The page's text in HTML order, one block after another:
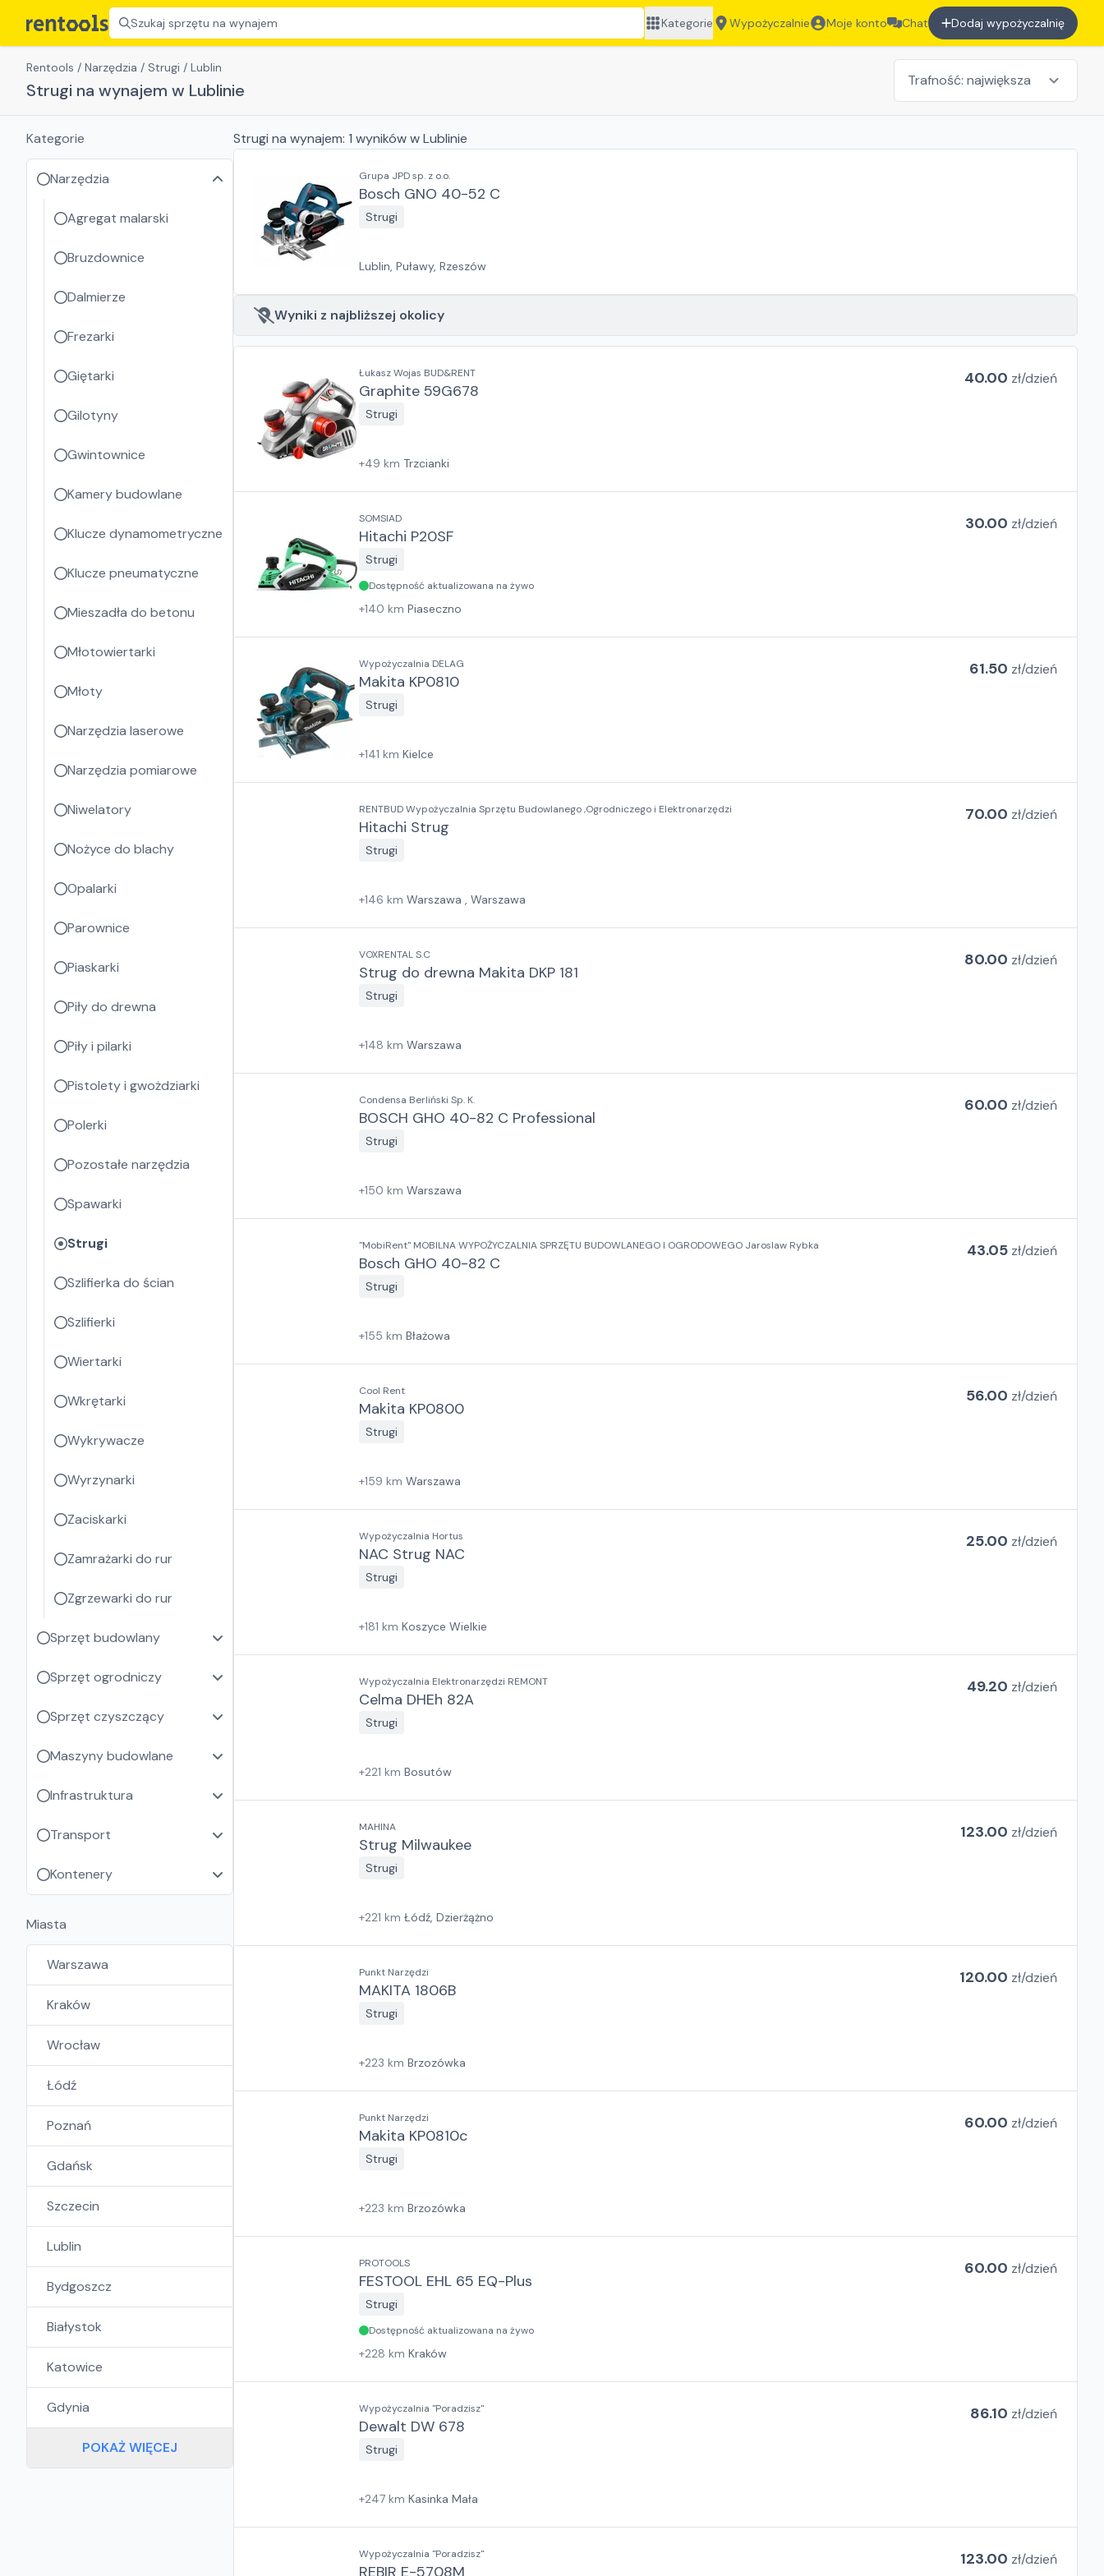
Szukaj sprzętu na wynajem Kategorie Wypożyczalnie Moje konto Chat Dodaj wypożyczalnię
Rentools / Narzędzia / Strugi / Lublin
Strugi na wynajem w Lublinie
Strugi na wynajem: 1 wynikóww Lublinie
Grupa JPD sp. z o.o.
Bosch GNO 40-52 C
Strugi
Lublin, Puławy, Rzeszów
Wyniki z najbliższej okolicy
Łukasz Wojas BUD&RENT
Graphite 59G678
Strugi
40.00 zł/dzień
+49 km Trzcianki
SOMSIAD
Hitachi P20SF
Strugi
30.00 zł/dzień
Dostępność aktualizowana na żywo
+140 km Piaseczno
Wypożyczalnia DELAG
Makita KP0810
Strugi
61.50 zł/dzień
+141 km Kielce
RENTBUD Wypożyczalnia Sprzętu Budowlanego ,Ogrodniczego i Elektronarzędzi
Hitachi Strug
Strugi
70.00 zł/dzień
+146 km Warszawa , Warszawa
VOXRENTAL S.C
Strug do drewna Makita DKP 181
Strugi
80.00 zł/dzień
+148 km Warszawa
Condensa Berliński Sp. K.
BOSCH GHO 40-82 C Professional
Strugi
60.00 zł/dzień
+150 km Warszawa
"MobiRent" MOBILNA WYPOŻYCZALNIA SPRZĘTU BUDOWLANEGO I OGRODOWEGO Jaroslaw Rybka
Bosch GHO 40-82 C
Strugi
43.05 zł/dzień
+155 km Błażowa
Cool Rent
Makita KP0800
Strugi
56.00 zł/dzień
+159 km Warszawa
Wypożyczalnia Hortus
NAC Strug NAC
Strugi
25.00 zł/dzień
+181 km Koszyce Wielkie
Wypożyczalnia Elektronarzędzi REMONT
Celma DHEh 82A
Strugi
49.20 zł/dzień
+221 km Bosutów
MAHINA
Strug Milwaukee
Strugi
123.00 zł/dzień
+221 km Łódź, Dzierżążno
Punkt Narzędzi
MAKITA 1806B
Strugi
120.00 zł/dzień
+223 km Brzozówka
Punkt Narzędzi
Makita KP0810c
Strugi
60.00 zł/dzień
+223 km Brzozówka
PROTOOLS
FESTOOL EHL 65 EQ-Plus
Strugi
60.00 zł/dzień
Dostępność aktualizowana na żywo
+228 km Kraków
Wypożyczalnia "Poradzisz"
Dewalt DW 678
Strugi
86.10 zł/dzień
+247 km Kasinka Mała
Wypożyczalnia "Poradzisz"
REBIR E-5708M
123.00 zł/dzień
Kategorie
Narzędzia
Agregat malarski
Bruzdownice
Dalmierze
Frezarki
Giętarki
Gilotyny
Gwintownice
Kamery budowlane
Klucze dynamometryczne
Klucze pneumatyczne
Mieszadła do betonu
Młotowiertarki
Młoty
Narzędzia laserowe
Narzędzia pomiarowe
Niwelatory
Nożyce do blachy
Opalarki
Parownice
Piaskarki
Piły do drewna
Piły i pilarki
Pistolety i gwożdziarki
Polerki
Pozostałe narzędzia
Spawarki
Strugi
Szlifierka do ścian
Szlifierki
Wiertarki
Wkrętarki
Wykrywacze
Wyrzynarki
Zaciskarki
Zamrażarki do rur
Zgrzewarki do rur
Sprzęt budowlany
Sprzęt ogrodniczy
Sprzęt czyszczący
Maszyny budowlane
Infrastruktura
Transport
Kontenery
Miasta
Warszawa
Kraków
Wrocław
Łódź
Poznań
Gdańsk
Szczecin
Lublin
Bydgoszcz
Białystok
Katowice
Gdynia
POKAŻ WIĘCEJ